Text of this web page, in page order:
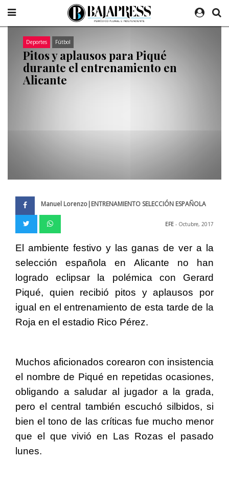
Deportes Fútbol
Pitos y aplausos para Piqué
durante el entrenamiento en
Alicante
Manuel Lorenzo|ENTRENAMIENTO SELECCIÓN ESPAÑOLA
EFE - Octubre, 2017
El ambiente festivo y las ganas de ver a la
selección española en Alicante no han
logrado eclipsar la polémica con Gerard
Piqué, quien recibió pitos y aplausos por
igual en el entrenamiento de esta tarde de la
Roja en el estadio Rico Pérez.
Muchos aficionados corearon con insistencia
el nombre de Piqué en repetidas ocasiones,
obligando a saludar al jugador a la grada,
pero el central también escuchó silbidos, si
bien el tono de las críticas fue mucho menor
que el que vivió en Las Rozas el pasado
lunes.